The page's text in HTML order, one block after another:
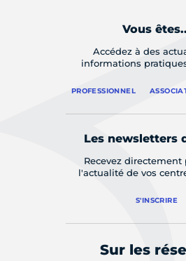
Vous
Accédez à des
informations
PROFESSIONNEL
Les newsletters
Recevez directement
l'actualité de vos
S'INSCRIRE
Sur les